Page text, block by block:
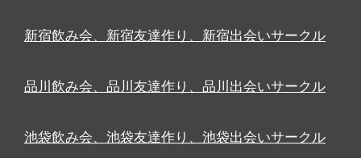
新宿飲み会、新宿友達作り、新宿出会いサークル
品川飲み会、品川友達作り、品川出会いサークル
池袋飲み会、池袋友達作り、池袋出会いサークル